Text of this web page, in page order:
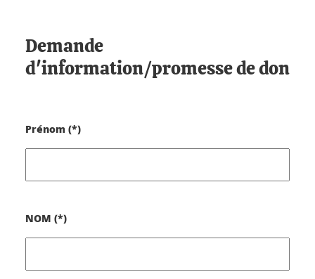
Demande
d'information/promesse de don
Prénom (*)
NOM (*)